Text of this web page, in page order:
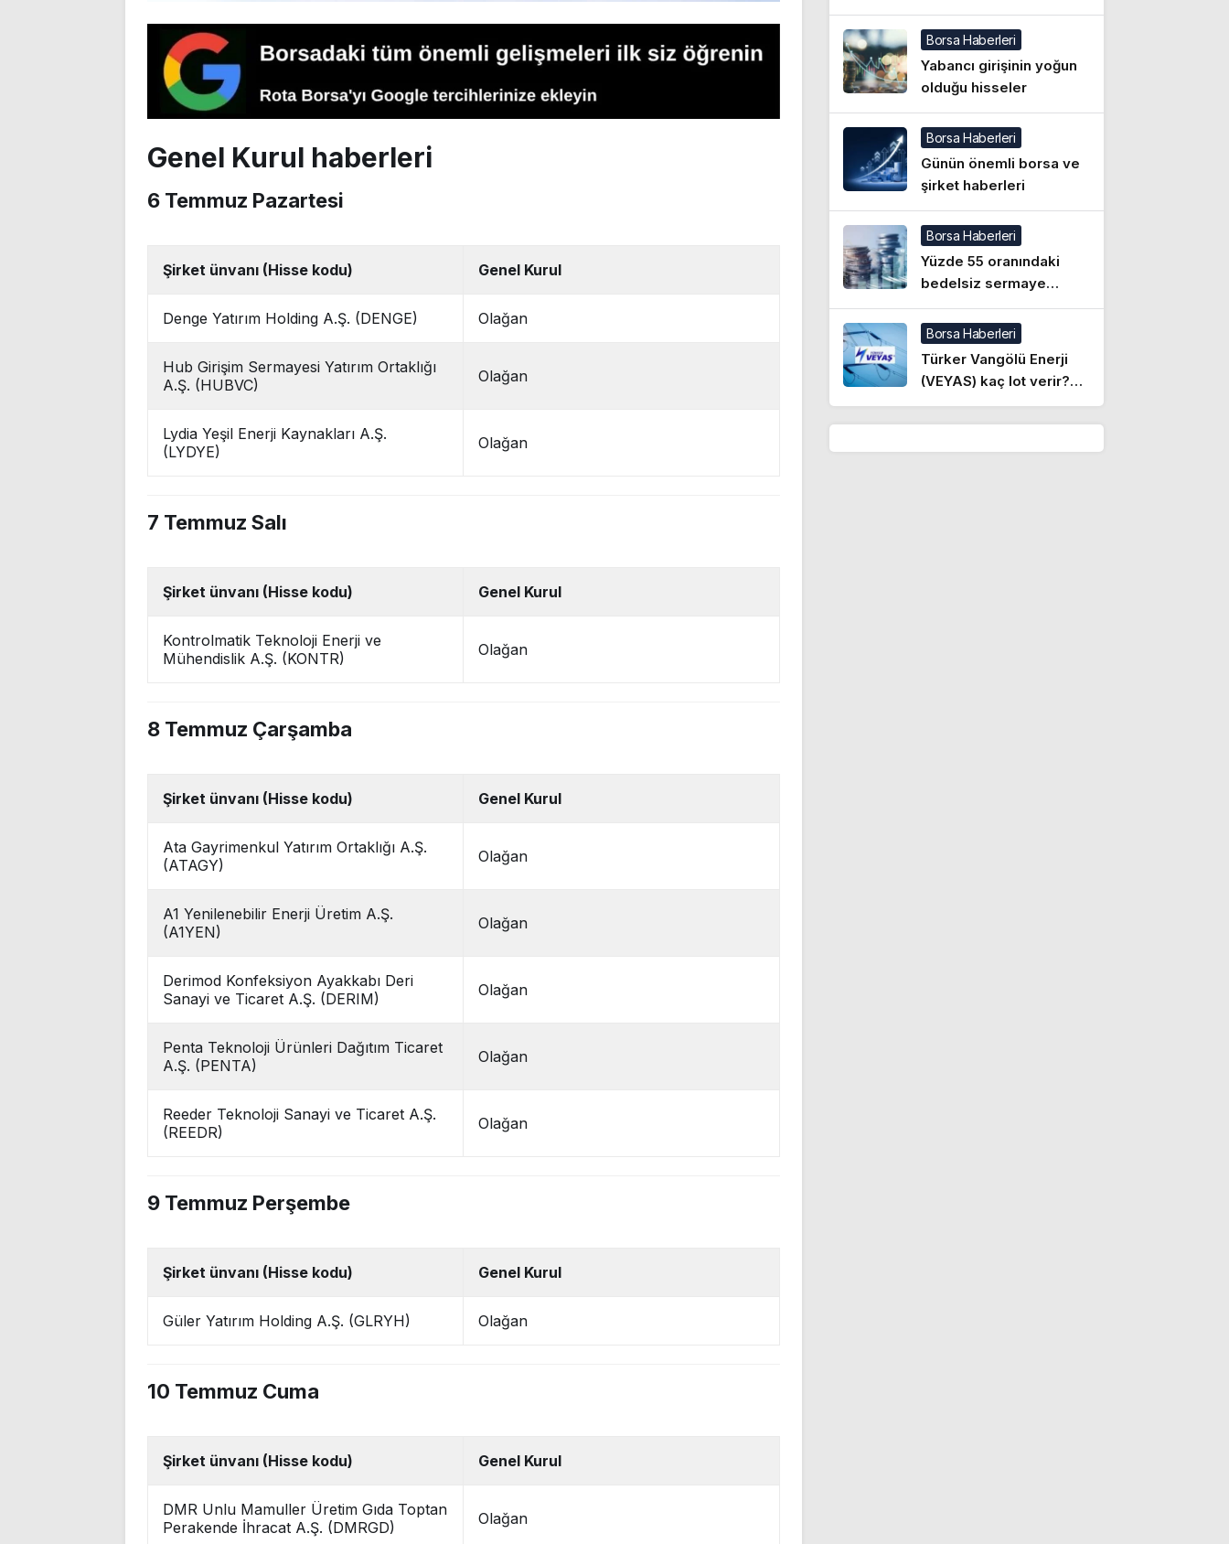
Genel Kurul haberleri
6 Temmuz Pazartesi
Şirket ünvanı (Hisse kodu) Genel Kurul
Denge Yatırım Holding A.Ş. (DENGE) Olağan
Hub Girişim Sermayesi Yatırım Ortaklığı
A.Ş. (HUBVC)
Olağan
Lydia Yeşil Enerji Kaynakları A.Ş.
(LYDYE)
Olağan
7 Temmuz Salı
Şirket ünvanı (Hisse kodu) Genel Kurul
Kontrolmatik Teknoloji Enerji ve
Mühendislik A.Ş. (KONTR)
Olağan
8 Temmuz Çarşamba
Şirket ünvanı (Hisse kodu) Genel Kurul
Ata Gayrimenkul Yatırım Ortaklığı A.Ş.
(ATAGY)
Olağan
A1 Yenilenebilir Enerji Üretim A.Ş.
(A1YEN)
Olağan
Derimod Konfeksiyon Ayakkabı Deri
Sanayi ve Ticaret A.Ş. (DERIM)
Olağan
Penta Teknoloji Ürünleri Dağıtım Ticaret
A.Ş. (PENTA)
Olağan
Reeder Teknoloji Sanayi ve Ticaret A.Ş.
(REEDR)
Olağan
9 Temmuz Perşembe
Şirket ünvanı (Hisse kodu) Genel Kurul
Güler Yatırım Holding A.Ş. (GLRYH) Olağan
10 Temmuz Cuma
Şirket ünvanı (Hisse kodu) Genel Kurul
DMR Unlu Mamuller Üretim Gıda Toptan
Perakende İhracat A.Ş. (DMRGD)
Olağan
Borsa Haberleri
Yabancı girişinin yoğun
olduğu hisseler
Borsa Haberleri
Günün önemli borsa ve
şirket haberleri
Borsa Haberleri
Yüzde 55 oranındaki
bedelsiz sermaye
artırımı hakkında
açıklama
Borsa Haberleri
Türker Vangölü Enerji
(VEYAS) kaç lot verir?
VEYAS halka arzında kişi
başı kaç lot düşer?